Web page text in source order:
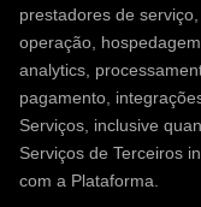
prestadores de
operação,
analytics,
pagamento,
Serviços, inclusive
Serviços de Terceiros
com a Plataforma.